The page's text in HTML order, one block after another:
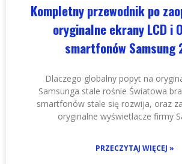
Kompletny przewodnik po
oryginalne ekrany LCD i
smartfonów Samsung
Dlaczego globalny popyt na
Samsunga stale rośnie Światowa
smartfonów stale się rozwija, oraz
oryginalne wyświetlacze firmy
PRZECZYTAJ WIĘCEJ »